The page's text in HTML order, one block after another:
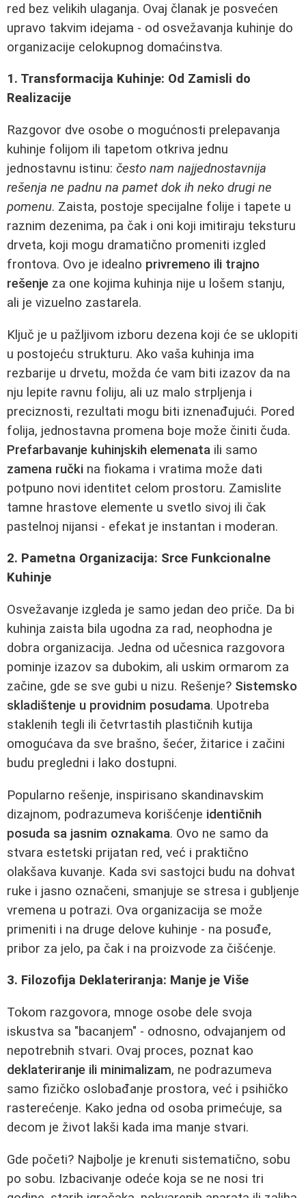
red bez velikih ulaganja. Ovaj članak je posvećen
upravo takvim idejama - od osvežavanja kuhinje do
organizacije celokupnog domaćinstva.
1. Transformacija Kuhinje: Od Zamisli do
Realizacije
Razgovor dve osobe o mogućnosti prelepavanja
kuhinje folijom ili tapetom otkriva jednu
jednostavnu istinu: često nam najjednostavnija
rešenja ne padnu na pamet dok ih neko drugi ne
pomenu. Zaista, postoje specijalne folije i tapete u
raznim dezenima, pa čak i oni koji imitiraju teksturu
drveta, koji mogu dramatično promeniti izgled
frontova. Ovo je idealno privremeno ili trajno
rešenje za one kojima kuhinja nije u lošem stanju,
ali je vizuelno zastarela.
Ključ je u pažljivom izboru dezena koji će se uklopiti
u postojeću strukturu. Ako vaša kuhinja ima
rezbarije u drvetu, možda će vam biti izazov da na
nju lepite ravnu foliju, ali uz malo strpljenja i
preciznosti, rezultati mogu biti iznenađujući. Pored
folija, jednostavna promena boje može činiti čuda.
Prefarbavanje kuhinjskih elemenata ili samo
zamena ručki na fiokama i vratima može dati
potpuno novi identitet celom prostoru. Zamislite
tamne hrastove elemente u svetlo sivoj ili čak
pastelnoj nijansi - efekat je instantan i moderan.
2. Pametna Organizacija: Srce Funkcionalne
Kuhinje
Osvežavanje izgleda je samo jedan deo priče. Da bi
kuhinja zaista bila ugodna za rad, neophodna je
dobra organizacija. Jedna od učesnica razgovora
pominje izazov sa dubokim, ali uskim ormarom za
začine, gde se sve gubi u nizu. Rešenje? Sistemsko
skladištenje u providnim posudama. Upotreba
staklenih tegli ili četvrtastih plastičnih kutija
omogućava da sve brašno, šećer, žitarice i začini
budu pregledni i lako dostupni.
Popularno rešenje, inspirisano skandinavskim
dizajnom, podrazumeva korišćenje identičnih
posuda sa jasnim oznakama. Ovo ne samo da
stvara estetski prijatan red, već i praktično
olakšava kuvanje. Kada svi sastojci budu na dohvat
ruke i jasno označeni, smanjuje se stresa i gubljenje
vremena u potrazi. Ova organizacija se može
primeniti i na druge delove kuhinje - na posuđe,
pribor za jelo, pa čak i na proizvode za čišćenje.
3. Filozofija Deklateriranja: Manje je Više
Tokom razgovora, mnoge osobe dele svoja
iskustva sa "bacanjem" - odnosno, odvajanjem od
nepotrebnih stvari. Ovaj proces, poznat kao
deklateriranje ili minimalizam, ne podrazumeva
samo fizičko oslobađanje prostora, već i psihičko
rasterećenje. Kako jedna od osoba primećuje, sa
decom je život lakši kada ima manje stvari.
Gde početi? Najbolje je krenuti sistematično, sobu
po sobu. Izbacivanje odeće koja se ne nosi tri